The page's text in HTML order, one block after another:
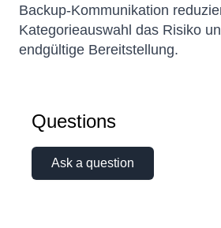
Backup-Kommunikation
Kategorieauswahl das Risiko
endgültige Bereitstellung.
Questions
Ask a question